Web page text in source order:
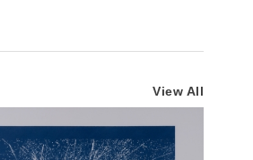
View All